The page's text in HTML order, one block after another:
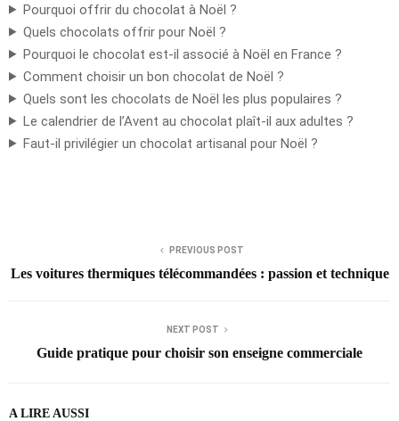
Pourquoi offrir du chocolat à Noël ?
Quels chocolats offrir pour Noël ?
Pourquoi le chocolat est-il associé à Noël en France ?
Comment choisir un bon chocolat de Noël ?
Quels sont les chocolats de Noël les plus populaires ?
Le calendrier de l’Avent au chocolat plaît-il aux adultes ?
Faut-il privilégier un chocolat artisanal pour Noël ?
PREVIOUS POST
Les voitures thermiques télécommandées : passion et technique
NEXT POST
Guide pratique pour choisir son enseigne commerciale
A LIRE AUSSI